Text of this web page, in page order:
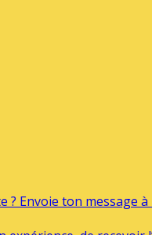
Envoie ton message à